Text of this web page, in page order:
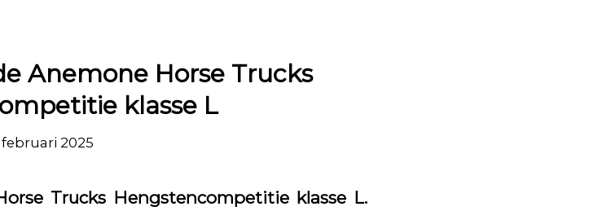
Anemone Horse Trucks
klasse L
2025
Trucks Hengstencompetitie klasse L.